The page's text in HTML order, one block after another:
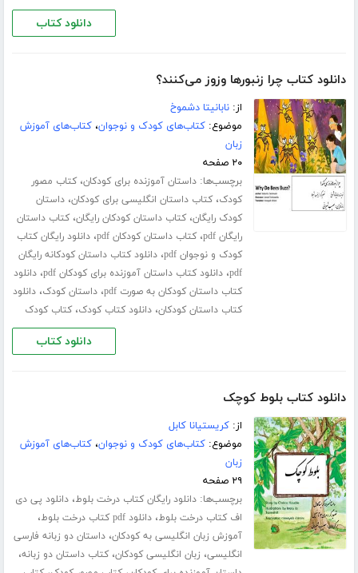
دانلود کتاب
دانلود کتاب چرا زنبورها وزوز می‌کنند؟
از:نابانیتا دشموخ
موضوع:کتاب‌های کودک و نوجوان،کتاب‌های آموزش
زبان
۲۰ صفحه
برچسب‌ها:داستان آموزنده برای کودکان،کتاب مصور
کودک،کتاب داستان انگلیسی برای کودکان،داستان
کودک رایگان،کتاب داستان کودکان رایگان،کتاب داستان
رایگان pdf
،کتاب داستان کودکان pdf ،دانلود رایگان کتاب
کودک و نوجوان pdf
،دانلود کتاب داستان کودکانه رایگان
pdf،دانلود کتاب داستان آموزنده برای کودکان pdf ،دانلود
کتاب داستان کودکان به صورت pdf
،داستان کودک،دانلود
کتاب داستان کودکان،دانلود کتاب کودک،کتاب کودک
دانلود کتاب
دانلود کتاب بلوط کوچک
از:کریستیانا کابل
موضوع:کتاب‌های کودک و نوجوان،کتاب‌های آموزش
زبان
۲۹ صفحه
برچسب‌ها:دانلود رایگان کتاب درخت بلوط،دانلود پی دی
اف کتاب درخت بلوط،دانلود pdf کتاب درخت بلوط ،
آموزش زبان انگلیسی به کودکان،داستان دو زبانه فارسی
انگلیسی، زبان انگلیسی کودکان،کتاب داستان دو زبانه،